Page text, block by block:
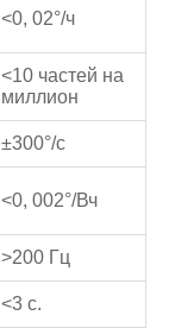
<0, 02°/ч
<10 частей на
миллион
±300°/с
<0, 002°/Вч
>200 Гц
<3 с.